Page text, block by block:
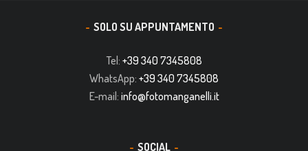
SOLO SU APPUNTAMENTO
Tel: +39 340 7345808
WhatsApp: +39 340 7345808
E-mail: info@fotomanganelli.it
SOCIAL